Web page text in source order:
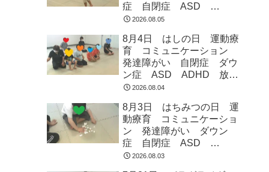
症 自閉症 ASD
ADHD 児童発達支援 放
市 つくばみらい市 坂東
市 守谷市
2026.08.05
8月4日 はしの日 運動療
育 コミュニケーション
発達障がい 自閉症 ダウ
ン症 ASD ADHD 放課
後等デイサービス 児童発
らい市 坂東市 守谷市
2026.08.04
8月3日 はちみつの日 運
動療育 コミュニケーショ
ン 発達障がい ダウン
症 自閉症 ASD
ADHD 児童発達支援 放
2026.08.03